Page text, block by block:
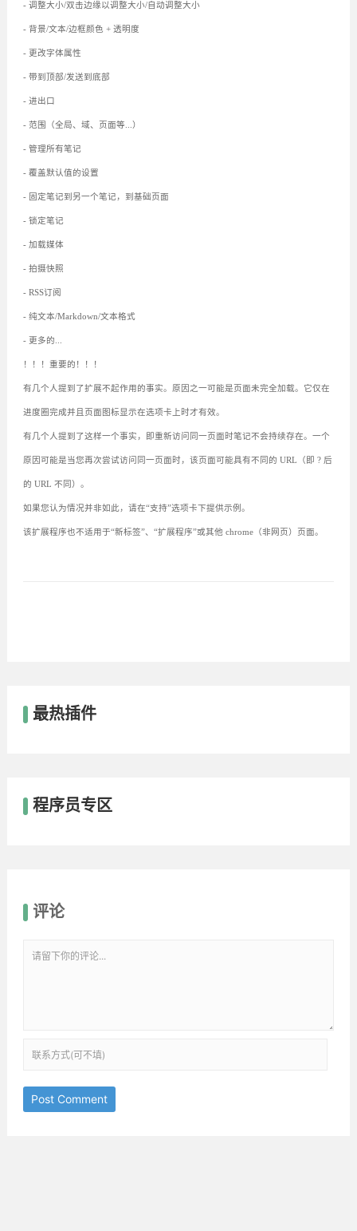
- 调整大小/双击边缘以调整大小/自动调整大小
- 背景/文本/边框颜色 + 透明度
- 更改字体属性
- 带到顶部/发送到底部
- 进出口
- 范围（全局、域、页面等...）
- 管理所有笔记
- 覆盖默认值的设置
- 固定笔记到另一个笔记，到基础页面
- 锁定笔记
- 加载媒体
- 拍摄快照
- RSS订阅
- 纯文本/Markdown/文本格式
- 更多的...
！！！重要的！！！
有几个人提到了扩展不起作用的事实。原因之一可能是页面未完全加载。它仅在
进度圈完成并且页面图标显示在选项卡上时才有效。
有几个人提到了这样一个事实，即重新访问同一页面时笔记不会持续存在。一个
原因可能是当您再次尝试访问同一页面时，该页面可能具有不同的 URL（即 ? 后
的 URL 不同）。
如果您认为情况并非如此，请在“支持”选项卡下提供示例。
该扩展程序也不适用于“新标​​签”、“扩展程序”或其他 chrome（非网页）页面。
最热插件
程序员专区
评论
Post Comment